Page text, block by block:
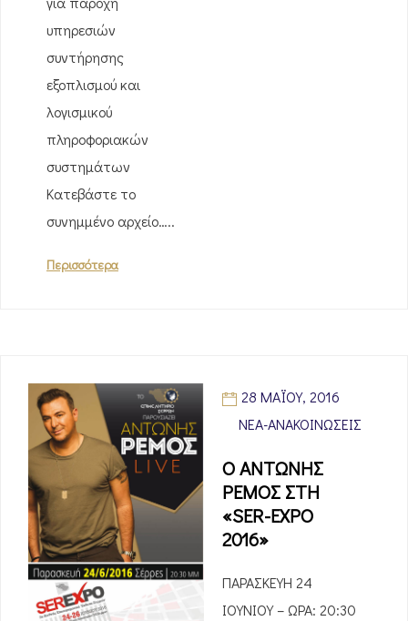
υπηρεσιών
συντήρησης
εξοπλισμού και
λογισμικού
πληροφοριακών
συστημάτων
Κατεβάστε το
συνημμένο αρχείο…..
Περισσότερα
28 ΜΑΪ́ΟΥ, 2016
ΝΈΑ-ΑΝΑΚΟΙΝΏΣΕΙΣ
Ο ΑΝΤΩΝΗΣ
ΡΕΜΟΣ ΣΤΗ
«SER-EXPO
2016»
ΠΑΡΑΣΚΕΥΗ 24
ΙΟΥΝΙΟΥ – ΩΡΑ: 20:30